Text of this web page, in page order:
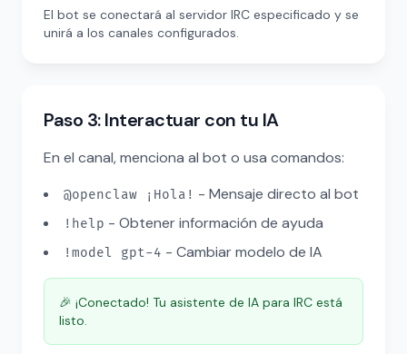
El bot se conectará al servidor IRC especificado y se
unirá a los canales configurados.
Paso 3: Interactuar con tu IA
En el canal, menciona al bot o usa comandos:
@openclaw ¡Hola! - Mensaje directo al bot
!help - Obtener información de ayuda
!model gpt-4 - Cambiar modelo de IA
🎉 ¡Conectado! Tu asistente de IA para IRC está
listo.